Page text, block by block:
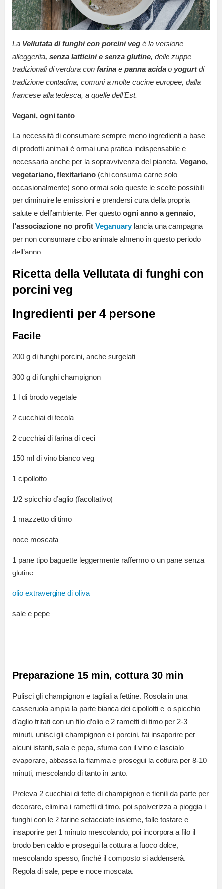
La Vellutata di funghi con porcini veg è la versione
alleggerita, senza latticini e senza glutine, delle zuppe
tradizionali di verdura con farina e panna acida o yogurtdi
tradizione contadina, comuni a molte cucine europee, dalla
francese alla tedesca, a quelle dell’Est.
Vegani, ogni tanto
La necessità di consumare sempre meno ingredienti a base
di prodotti animali è ormai una pratica indispensabile e
necessaria anche per la sopravvivenza del pianeta. Vegano,
vegetariano, flexitariano (chi consuma carne solo
occasionalmente) sono ormai solo queste le scelte possibili
per diminuire le emissioni e prendersi cura della propria
salute e dell’ambiente. Per questo ogni anno a gennaio,
l’associazione no profit Veganuarylancia una campagna
per non consumare cibo animale almeno in questo periodo
dell’anno.
Ricetta della Vellutata di funghi con
porcini veg
Ingredienti per 4 persone
Facile
200 g di funghi porcini, anche surgelati
300 g di funghi champignon
1 l di brodo vegetale
2 cucchiai di fecola
2 cucchiai di farina di ceci
150 ml di vino bianco veg
1 cipollotto
1/2 spicchio d’aglio (facoltativo)
1 mazzetto di timo
noce moscata
1 pane tipo baguette leggermente raffermo o un pane senza
glutine
olio extravergine di oliva
sale e pepe
Preparazione 15 min, cottura 30 min
Pulisci gli champignon e tagliali a fettine. Rosola in una
casseruola ampia la parte bianca dei cipollotti e lo spicchio
d’aglio tritati con un filo d’olio e 2 rametti di timo per 2-3
minuti, unisci gli champignon e i porcini, fai insaporire per
alcuni istanti, sala e pepa, sfuma con il vino e lascialo
evaporare, abbassa la fiamma e prosegui la cottura per 8-10
minuti, mescolando di tanto in tanto.
Preleva 2 cucchiai di fette di champignon e tienili da parte per
decorare, elimina i rametti di timo, poi spolverizza a pioggia i
funghi con le 2 farine setacciate insieme, falle tostare e
insaporire per 1 minuto mescolando, poi incorpora a filo il
brodo ben caldo e prosegui la cottura a fuoco dolce,
mescolando spesso, finché il composto si addenserà.
Regola di sale, pepe e noce moscata.